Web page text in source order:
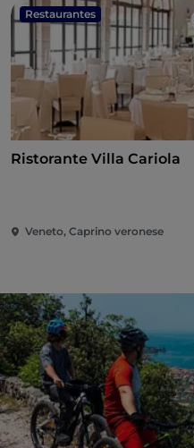
Restaurantes
Ristorante Villa Cariola
Veneto, Caprino veronese